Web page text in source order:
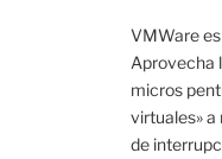
VMWare
Aprovecha
micros
virtuales» a
de